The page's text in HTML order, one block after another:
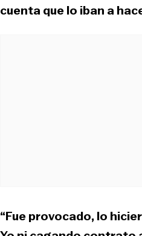
cuenta que lo iban a
“Fue provocado, lo